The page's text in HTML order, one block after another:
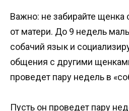
Важно: не забирайте щенка
от матери. До 9 недель
собачий язык и
общения с другими
проведет пару недель в
Пусть он проведет пару